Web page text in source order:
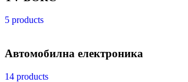
5 products
Автомобилна електроника
14 products